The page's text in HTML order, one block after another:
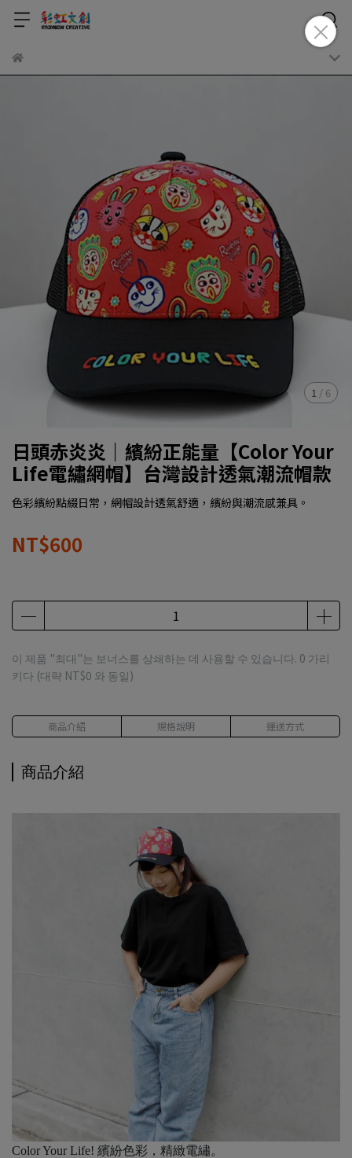
1 / 6
日頭赤炎炎｜繽紛正能量【Color Your
Life電繡網帽】台灣設計透氣潮流帽款
色彩繽紛點綴日常，網帽設計透氣舒適，繽紛與潮流感兼具。
NT$600
이 제품 "최대"는 보너스를 상쇄하는 데 사용할 수 있습니다. 0 가리
키다 (대략 NT$0 와 동일)
商品介紹 規格說明 運送方式
商品介紹
Color Your Life! 繽紛色彩，精緻電繡。